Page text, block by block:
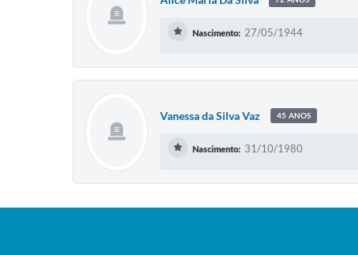
Nascimento: 27/05/1944
Vanessa da Silva Vaz 45 ANOS
Nascimento: 31/10/1980